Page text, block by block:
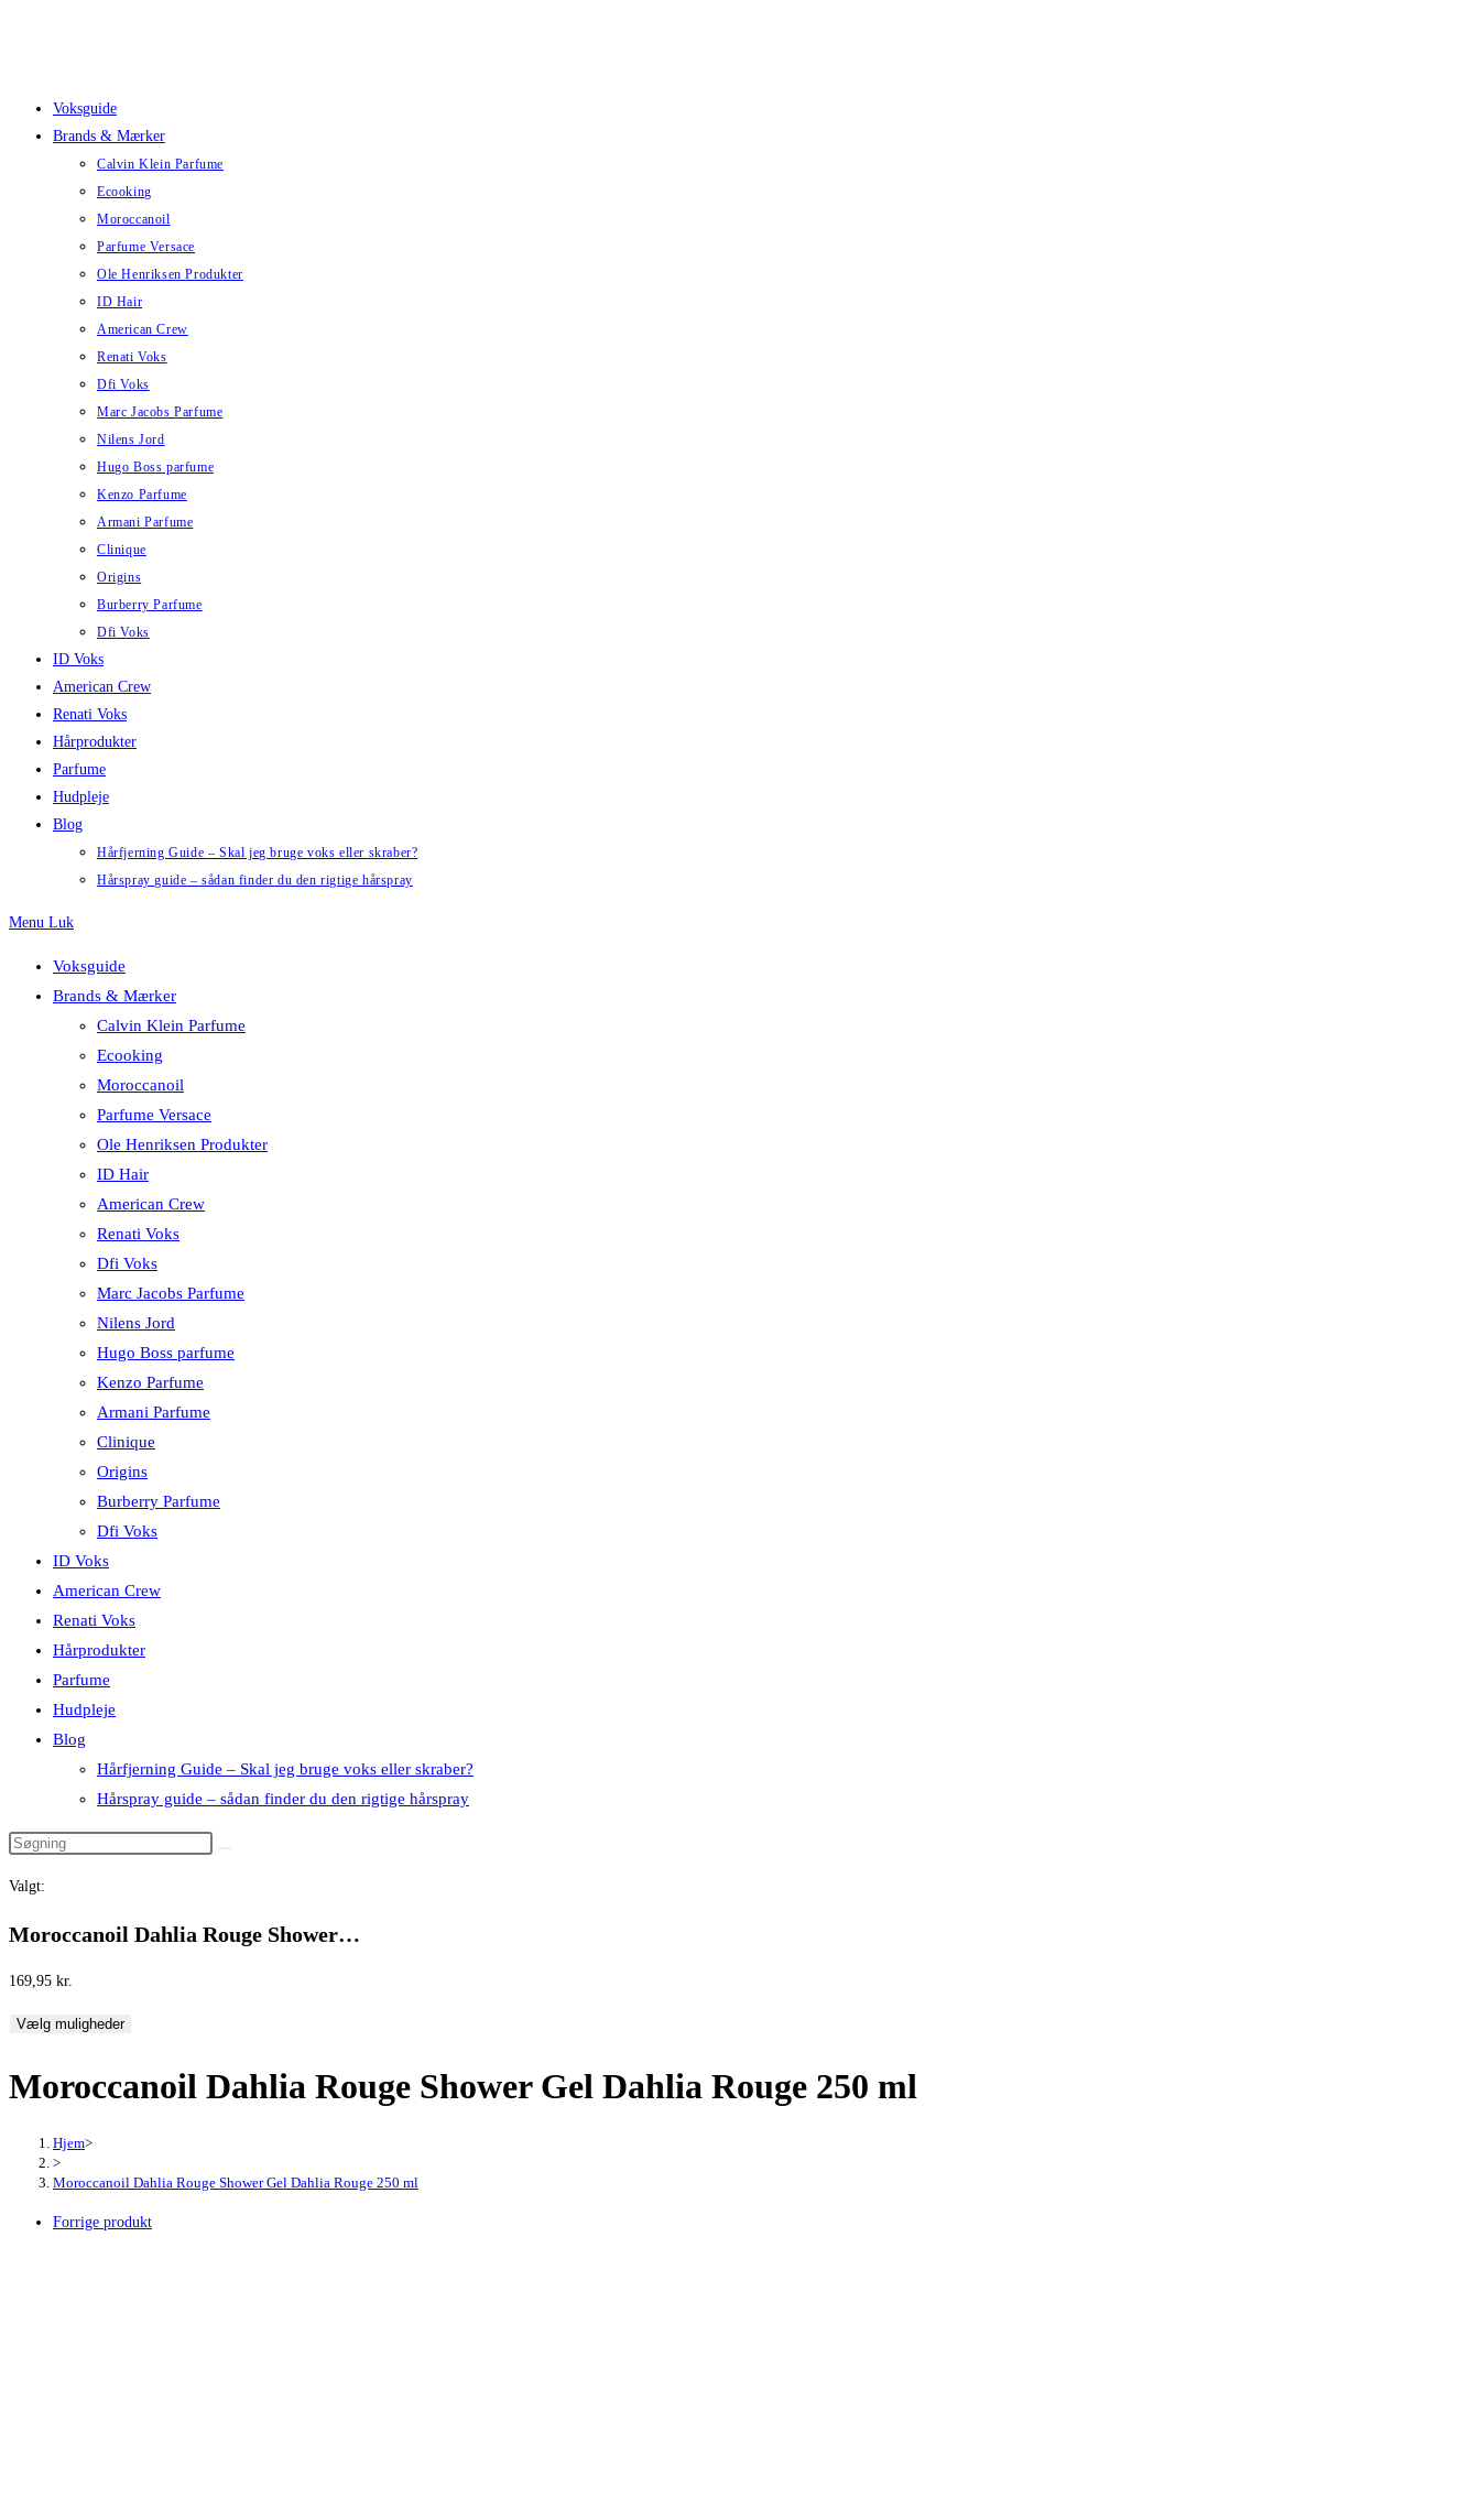
Voksguide
Brands & Mærker
Calvin Klein Parfume
Ecooking
Moroccanoil
Parfume Versace
Ole Henriksen Produkter
ID Hair
American Crew
Renati Voks
Dfi Voks
Marc Jacobs Parfume
Nilens Jord
Hugo Boss parfume
Kenzo Parfume
Armani Parfume
Clinique
Origins
Burberry Parfume
Dfi Voks
ID Voks
American Crew
Renati Voks
Hårprodukter
Parfume
Hudpleje
Blog
Hårfjerning Guide – Skal jeg bruge voks eller skraber?
Hårspray guide – sådan finder du den rigtige hårspray
Menu Luk
Voksguide
Brands & Mærker
Calvin Klein Parfume
Ecooking
Moroccanoil
Parfume Versace
Ole Henriksen Produkter
ID Hair
American Crew
Renati Voks
Dfi Voks
Marc Jacobs Parfume
Nilens Jord
Hugo Boss parfume
Kenzo Parfume
Armani Parfume
Clinique
Origins
Burberry Parfume
Dfi Voks
ID Voks
American Crew
Renati Voks
Hårprodukter
Parfume
Hudpleje
Blog
Hårfjerning Guide – Skal jeg bruge voks eller skraber?
Hårspray guide – sådan finder du den rigtige hårspray
Valgt:
Moroccanoil Dahlia Rouge Shower…
169,95 kr.
Vælg muligheder
Moroccanoil Dahlia Rouge Shower Gel Dahlia Rouge 250 ml
Hjem>
>
Moroccanoil Dahlia Rouge Shower Gel Dahlia Rouge 250 ml
Forrige produkt